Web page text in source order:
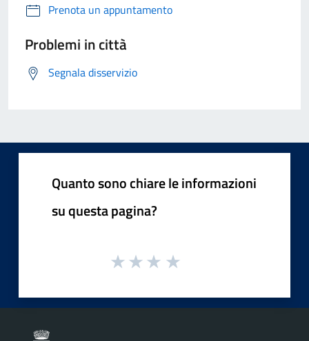
Prenota un appuntamento
Problemi in città
Segnala disservizio
Quanto sono chiare le informazioni
su questa pagina?